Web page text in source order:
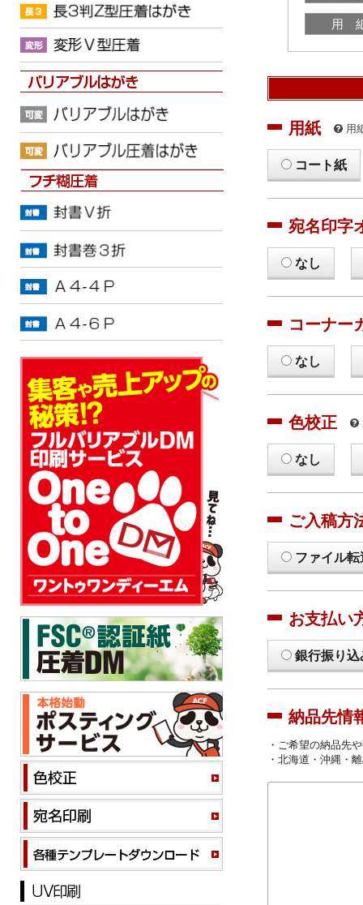
用
用紙 用
コート紙
宛名印字
なし
コーナー
なし
色校正
なし
ご入稿方
ファイル
お支払い
銀行振り込
納品先情
・ご希望の納品先
・北海道・沖縄・